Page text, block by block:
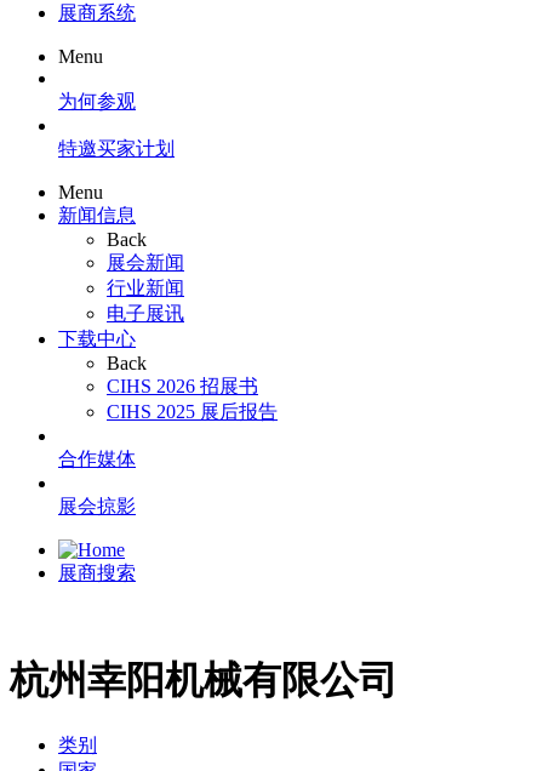
展商系统
Menu
为何参观
特邀买家计划
Menu
新闻信息
Back
展会新闻
行业新闻
电子展讯
下载中心
Back
CIHS 2026 招展书
CIHS 2025 展后报告
合作媒体
展会掠影
展商搜索
杭州幸阳机械有限公司
类别